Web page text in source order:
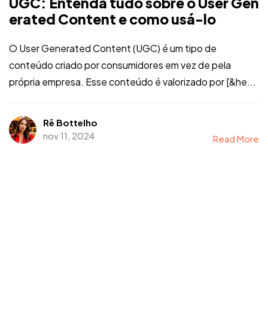
erated Content e como usá-lo
O User Generated Content (UGC) é um tipo de
conteúdo criado por consumidores em vez de pela
própria empresa. Esse conteúdo é valorizado por [&he...
Rê Bottelho
nov 11, 2024
Read More